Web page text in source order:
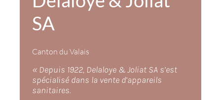
Accueil
Partenaires
SA
Canton du Valais
« Depuis 1922, Delaloye & Joliat SA s’est
spécialisé dans la vente d’appareils
sanitaires.